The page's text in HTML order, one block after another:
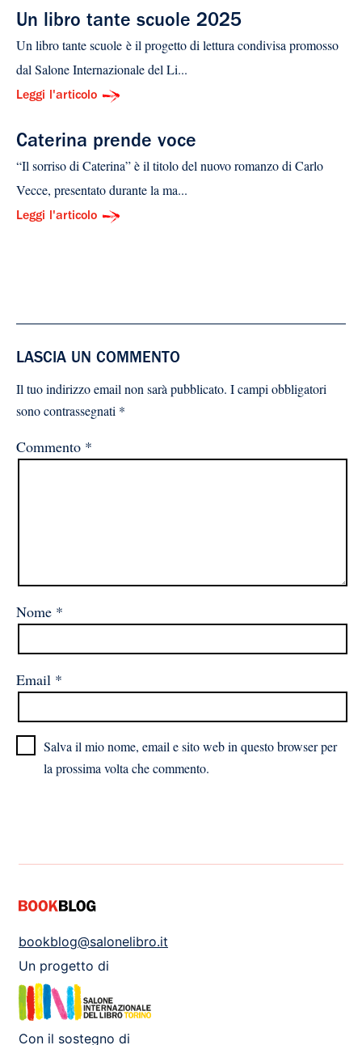
Un libro tante scuole 2025
Un libro tante scuole è il progetto di lettura condivisa promosso
dal Salone Internazionale del Li...
Leggi l'articolo
Caterina prende voce
“Il sorriso di Caterina” è il titolo del nuovo romanzo di Carlo
Vecce, presentato durante la ma...
Leggi l'articolo
LASCIA UN COMMENTO
Il tuo indirizzo email non sarà pubblicato. I campi obbligatori
sono contrassegnati *
Commento *
Nome *
Email *
Salva il mio nome, email e sito web in questo browser per
la prossima volta che commento.
bookblog@salonelibro.it
Un progetto di
Con il sostegno di